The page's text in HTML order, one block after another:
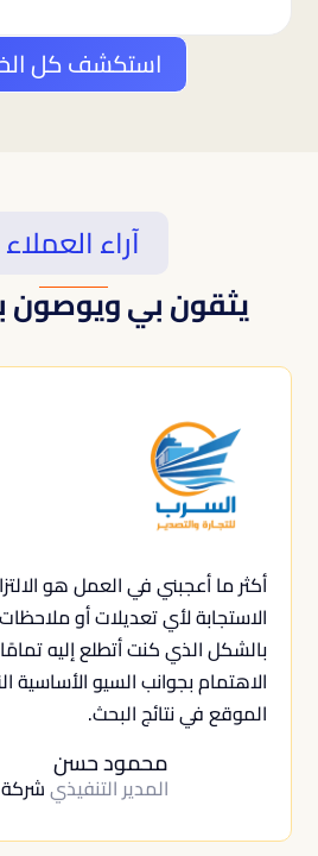
استكشف كل
آراء العملاء
يثقون بي ويوصون
أكثر ما أعجبني في العمل هو
الاستجابة لأي تعديلات أو
بالشكل الذي كنت أتطلع إليه
الاهتمام بجوانب السيو
الموقع في نتائج البحث.
محمود حسن
المدير التنفيذي